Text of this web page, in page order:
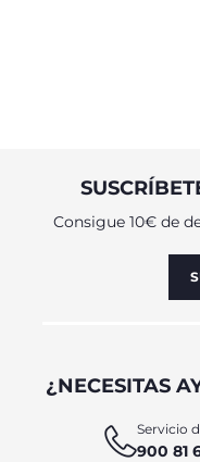
Consigue 10€ de
¿NECESITAS
Servicio
900 81